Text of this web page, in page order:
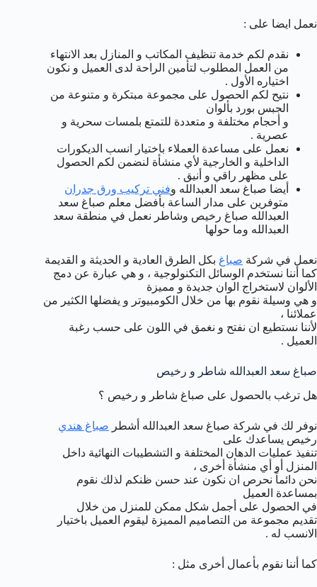
نعمل ايضا على :
نقدم لكم خدمة تنظيف المكاتب و المنازل بعد الانتهاء
من العمل المطلوب لتأمين الراحة لدى العميل و نكون
اختياره الأول .
نتيح لكم الحصول على مجموعة مبتكرة و متنوعة من
الجبس بورد بألوان
و أحجام مختلفة و متعددة للتمتع بلمسات سحرية و
عصرية .
نعمل على مساعدة العملاء باختيار انسب الديكورات
الداخلية و الخارجية لأي منشأة لنضمن لكم الحصول
على مظهر راقي و أنيق .
أيضا صباغ سعد العبدالله وفني تركيب ورق جدران
متوفرين على مدار الساعة بأفضل معلم صباغ سعد
العبدالله صباغ رخيص وشاطر نعمل في منطقة سعد
العبدالله وما حولها
نعمل في شركة صباغ بكل الطرق العادية و الحديثة و القديمة
كما أننا نستخدم الوسائل التكنولوجية ، و هي عبارة عن دمج
الألوان لاستخراج الوان جديدة و مميزة
و هي وسيلة نقوم بها من خلال الكومبيوتر و يفضلها الكثير من
عملائنا ،
لأننا نستطيع ان نفتح و نغمق في اللون على حسب رغبة
العميل .
صباغ سعد العبدالله شاطر و رخيص
هل ترغب بالحصول على صباغ شاطر و رخيص ؟
نوفر لك في شركة صباغ سعد العبدالله أشطر صباغ هندي
رخيص يساعدك على
تنفيذ عمليات الدهان المختلفة و التشطيبات النهائية داخل
المنزل أو أي منشأة أخرى ،
نحن دائماً نحرص ان نكون عند حسن ظنكم لذلك نقوم
بمساعدة العميل
في الحصول على أجمل شكل ممكن للمنزل من خلال
تقديم مجموعة من التصاميم المميزة ليقوم العميل باختيار
الانسب له .
كما أننا نقوم بأعمال أخرى مثل :